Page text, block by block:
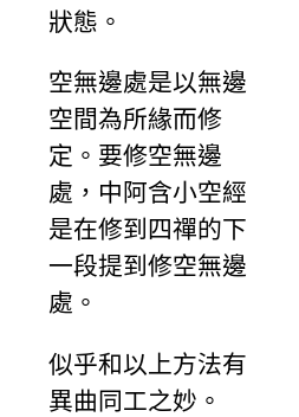
狀態。
空無邊處是以無邊
空間為所緣而修
定。要修空無邊
處，中阿含小空經
是在修到四禪的下
一段提到修空無邊
處。
似乎和以上方法有
異曲同工之妙。